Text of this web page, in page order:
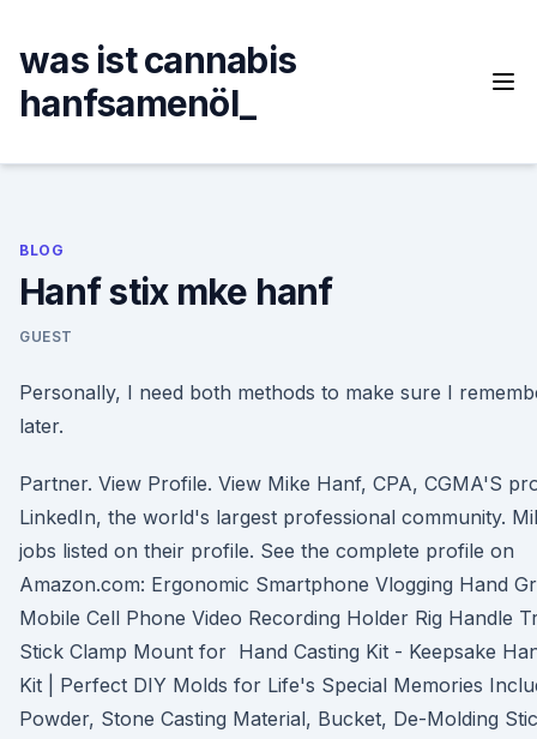
content
was ist cannabis
hanfsamenöl_
BLOG
Hanf stix mke hanf
GUEST
Personally, I need both methods to make sure I
later.
Partner. View Profile. View Mike Hanf, CPA, CGMA'S
LinkedIn, the world's largest professional community.
jobs listed on their profile. See the complete profile on
Amazon.com: Ergonomic Smartphone Vlogging Hand
Mobile Cell Phone Video Recording Holder Rig Handle
Stick Clamp Mount for Hand Casting Kit - Keepsake
Kit | Perfect DIY Molds for Life's Special Memories
Powder, Stone Casting Material, Bucket, De-Molding